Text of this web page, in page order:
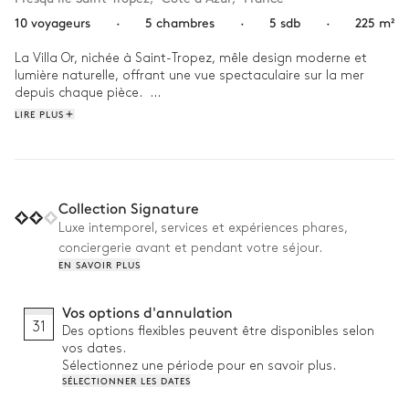
10 voyageurs
· 5 chambres · 5 sdb · 225 m²
La Villa Or, nichée à Saint-Tropez, mêle design moderne et
lumière naturelle, offrant une vue spectaculaire sur la mer
depuis chaque pièce.
pour un dîner en terrasse, la mer en toile de fond, tandis que
les couleurs du coucher du soleil se mélangent à la douceur de
la brise.
LIRE PLUS
Collection Signature
Luxe intemporel, services et expériences phares,
conciergerie avant et pendant votre séjour.
EN SAVOIR PLUS
31
Vos options d'annulation
Des options flexibles peuvent être disponibles selon
vos dates.
Sélectionnez une période pour en savoir plus.
SÉLECTIONNER LES DATES